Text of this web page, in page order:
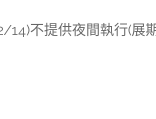
不提供夜間執行(展